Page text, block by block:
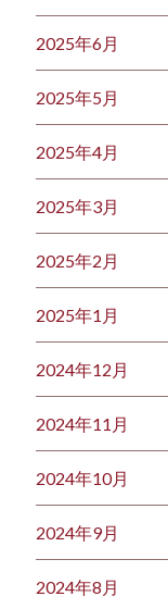
2025年6月
2025年5月
2025年4月
2025年3月
2025年2月
2025年1月
2024年12月
2024年11月
2024年10月
2024年9月
2024年8月